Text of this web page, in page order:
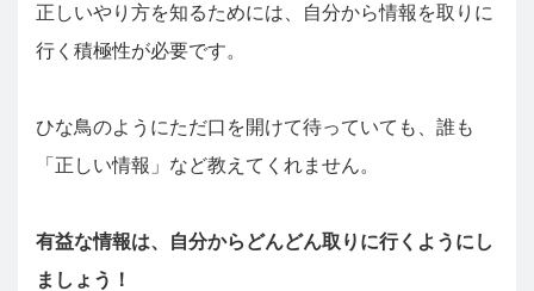
正しいやり方を知るためには、自分から情報を取りに
行く積極性が必要です。
ひな鳥のようにただ口を開けて待っていても、誰も
「正しい情報」など教えてくれません。
有益な情報は、自分からどんどん取りに行くようにし
ましょう！